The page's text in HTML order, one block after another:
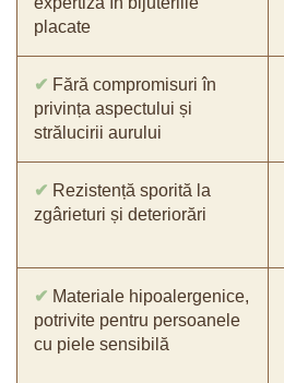
placate
✔ Fără compromisuri în
privința aspectului și
strălucirii aurului
✔ Rezistență sporită la
zgârieturi și deteriorări
✔ Materiale hipoalergenice,
potrivite pentru persoanele
cu piele sensibilă